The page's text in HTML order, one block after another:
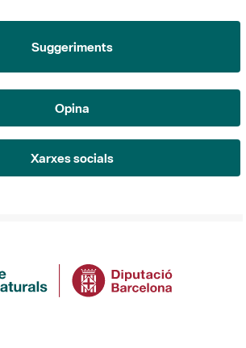
Suggeriments
Opina
Xarxes socials